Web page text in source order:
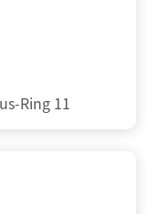
Ring 11